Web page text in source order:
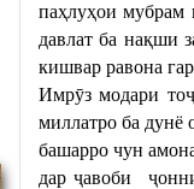
паҳлуҳои мубрам
давлат ба нақши
кишвар равона
Имрӯз модари
миллатро ба дунё
башарро чун
дар ҷавоби